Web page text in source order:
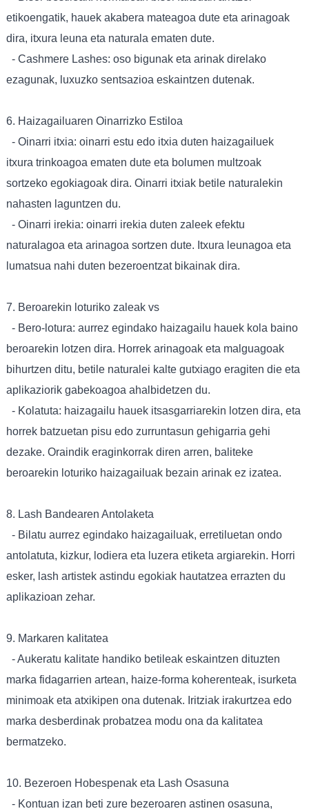
etikoengatik, hauek akabera mateagoa dute eta arinagoak
dira, itxura leuna eta naturala ematen dute.
- Cashmere Lashes: oso bigunak eta arinak direlako
ezagunak, luxuzko sentsazioa eskaintzen dutenak.
6. Haizagailuaren Oinarrizko Estiloa
- Oinarri itxia: oinarri estu edo itxia duten haizagailuek
itxura trinkoagoa ematen dute eta bolumen multzoak
sortzeko egokiagoak dira. Oinarri itxiak betile naturalekin
nahasten laguntzen du.
- Oinarri irekia: oinarri irekia duten zaleek efektu
naturalagoa eta arinagoa sortzen dute. Itxura leunagoa eta
lumatsua nahi duten bezeroentzat bikainak dira.
7. Beroarekin loturiko zaleak vs
- Bero-lotura: aurrez egindako haizagailu hauek kola baino
beroarekin lotzen dira. Horrek arinagoak eta malguagoak
bihurtzen ditu, betile naturalei kalte gutxiago eragiten die eta
aplikaziorik gabekoagoa ahalbidetzen du.
- Kolatuta: haizagailu hauek itsasgarriarekin lotzen dira, eta
horrek batzuetan pisu edo zurruntasun gehigarria gehi
dezake. Oraindik eraginkorrak diren arren, baliteke
beroarekin loturiko haizagailuak bezain arinak ez izatea.
8. Lash Bandearen Antolaketa
- Bilatu aurrez egindako haizagailuak, erretiluetan ondo
antolatuta, kizkur, lodiera eta luzera etiketa argiarekin. Horri
esker, lash artistek astindu egokiak hautatzea errazten du
aplikazioan zehar.
9. Markaren kalitatea
- Aukeratu kalitate handiko betileak eskaintzen dituzten
marka fidagarrien artean, haize-forma koherenteak, isurketa
minimoak eta atxikipen ona dutenak. Iritziak irakurtzea edo
marka desberdinak probatzea modu ona da kalitatea
bermatzeko.
10. Bezeroen Hobespenak eta Lash Osasuna
- Kontuan izan beti zure bezeroaren astinen osasuna,